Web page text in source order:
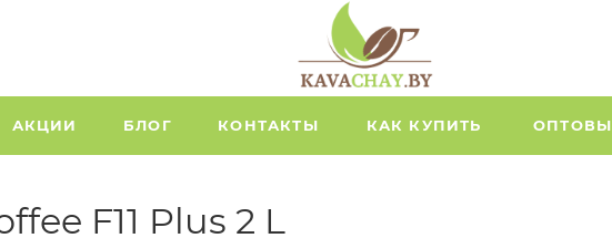
АКЦИИ БЛОГ КОНТАКТЫ КАК КУПИТЬ
F11 Plus 2 L